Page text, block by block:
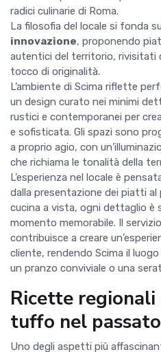
radici culinarie di Roma.
La filosofia del locale si fonda
innovazione, proponendo
autentici del territorio, rivisitati
tocco di originalità.
L’ambiente di Scima riflette
un design curato nei minimi
rustici e contemporanei per
e sofisticata. Gli spazi sono
a proprio agio, con
che richiama le tonalità della
L’esperienza nel locale è
dalla presentazione dei piatti
cucina a vista, ogni dettaglio è
momento memorabile. Il
contribuisce a creare
cliente, rendendo Scima il
un pranzo conviviale o una
Ricette
tuffo nel
Uno degli aspetti più